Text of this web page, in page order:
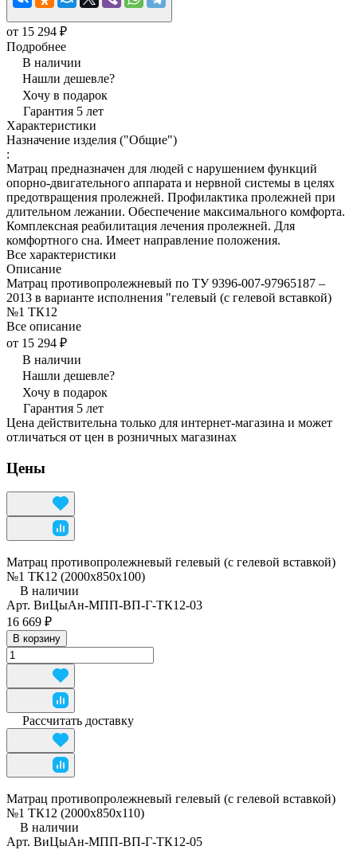
от 15 294 ₽
Подробнее
В наличии
Нашли дешевле?
Хочу в подарок
Гарантия 5 лет
Характеристики
Назначение изделия ("Общие")
:
Матрац предназначен для людей с нарушением функций
опорно-двигательного аппарата и нервной системы в целях
предотвращения пролежней. Профилактика пролежней при
длительном лежании. Обеспечение максимального комфорта.
Комплексная реабилитация лечения пролежней. Для
комфортного сна. Имеет направление положения.
Все характеристики
Описание
Матрац противопролежневый по ТУ 9396-007-97965187 –
2013 в варианте исполнения "гелевый (с гелевой вставкой)
№1 ТК12
Все описание
от 15 294 ₽
В наличии
Нашли дешевле?
Хочу в подарок
Гарантия 5 лет
Цена действительна только для интернет-магазина и может
отличаться от цен в розничных магазинах
Цены
Матрац противопролежневый гелевый (с гелевой вставкой)
№1 ТК12 (2000х850х100)
В наличии
Арт. ВиЦыАн-МПП-ВП-Г-ТК12-03
16 669 ₽
В корзину
Рассчитать доставку
Матрац противопролежневый гелевый (с гелевой вставкой)
№1 ТК12 (2000х850х110)
В наличии
Арт. ВиЦыАн-МПП-ВП-Г-ТК12-05